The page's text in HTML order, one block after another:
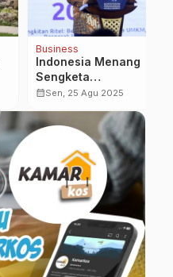
Business
Indonesia Menang
Sengketa
Perdagangan
Eropa di WTO
Sen, 25 Agu 2025